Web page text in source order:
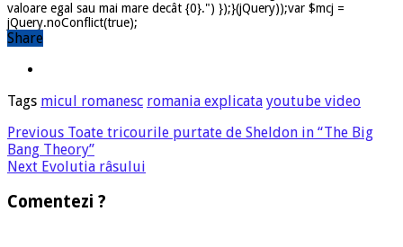
valoare egal sau mai mare decât {0}.") });}(jQuery));var $mcj =
jQuery.noConflict(true);
Share
Tags micul romanesc romania explicata youtube video
Previous Toate tricourile purtate de Sheldon in “The Big
Bang Theory”
Next Evolutia râsului
Comentezi ?